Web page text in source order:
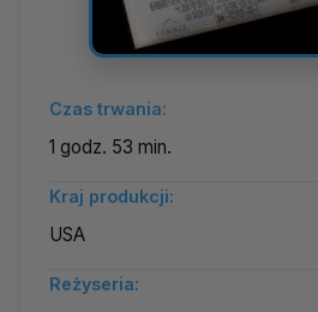
Czas trwania:
1 godz. 53 min.
Kraj produkcji:
USA
Reżyseria: